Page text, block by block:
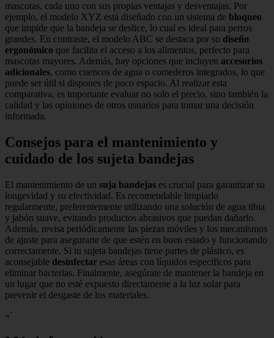
mascotas, cada uno con sus propias ventajas y desventajas. Por
ejemplo, el modelo XYZ está diseñado con un sistema de bloqueo
que impide que la bandeja se deslice, lo cual es ideal para perros
grandes. En contraste, el modelo ABC se destaca por su diseño
ergonómico que facilita el acceso a los alimentos, perfecto para
mascotas mayores. Además, hay opciones que incluyen accesorios
adicionales, como cuencos de agua o comederos integrados, lo que
puede ser útil si dispones de poco espacio. Al realizar esta
comparativa, es importante evaluar no solo el precio, sino también la
calidad y las opiniones de otros usuarios para tomar una decisión
informada.
Consejos para el mantenimiento y
cuidado de los sujeta bandejas
El mantenimiento de un suja bandejas es crucial para garantizar su
longevidad y su efectividad. Es recomendable limpiarlo
regularmente, preferentemente utilizando una solución de agua tibia
y jabón suave, evitando productos abrasivos que puedan dañarlo.
Además, revisa periódicamente las piezas móviles y los mecanismos
de ajuste para asegurarte de que estén en buen estado y funcionando
correctamente. Si tu sujeta bandejas tiene partes de plástico, es
aconsejable desinfectar esas áreas con líquidos específicos para
eliminar bacterias. Finalmente, asegúrate de mantener la bandeja en
un lugar que no esté expuesto directamente a la luz solar para
prevenir el desgaste de los materiales.
«`